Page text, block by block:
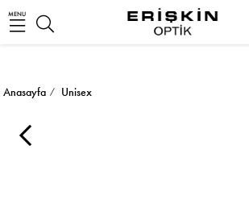
MENU
Anasayfa Unisex